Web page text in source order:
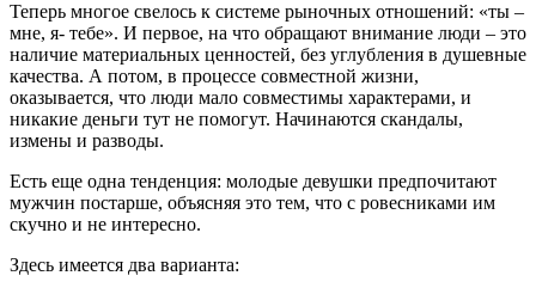
Теперь многое свелось к системе рыночных отношений: «ты –
мне, я- тебе». И первое, на что обращают внимание люди – это
наличие материальных ценностей, без углубления в душевные
качества. А потом, в процессе совместной жизни,
оказывается, что люди мало совместимы характерами, и
никакие деньги тут не помогут. Начинаются скандалы,
измены и разводы.
Есть еще одна тенденция: молодые девушки предпочитают
мужчин постарше, объясняя это тем, что с ровесниками им
скучно и не интересно.
Здесь имеется два варианта: